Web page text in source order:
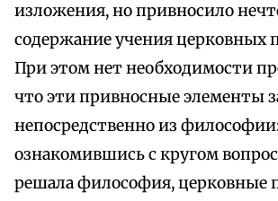
изложения, но привносило
содержание учения церковных
При этом нет необходимости
что эти привносные элементы
непосредственно из
ознакомившись с кругом
решала философия, церковные